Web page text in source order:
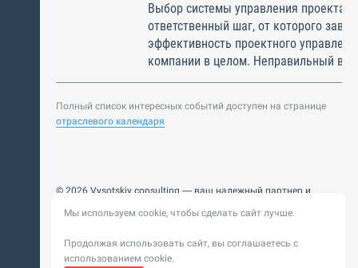
Выбор системы управления
ответственный шаг, от которого
эффективность проектного
компании в целом. Неправильный
Полный список интересных событий доступен на странице
отраслевого календаря
© 2026 Vysotskiy consulting — ваш надежный партнер и
Цифровизация, BIM, ИИ. Внедряем и оптимизируем
Пользовательское
соглашение
Политика обработки персональных
данных
Мы используем cookie, чтобы сделать сайт лучше.
Продолжая использовать сайт, вы соглашаетесь с
использованием cookie.